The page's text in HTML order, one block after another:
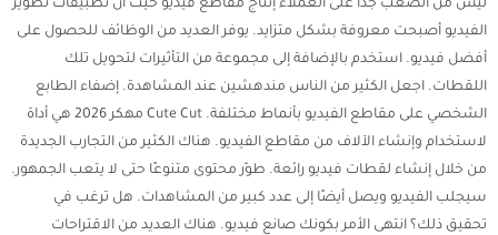
ليس من الصعب جدًا على العملاء إنتاج مقاطع فيديو حيث أن تطبيقات تطوير
الفيديو أصبحت معروفة بشكل متزايد. يوفر العديد من الوظائف للحصول على
أفضل فيديو. استخدم بالإضافة إلى مجموعة من التأثيرات لتحويل تلك
اللقطات. اجعل الكثير من الناس مندهشين عند المشاهدة. إضفاء الطابع
الشخصي على مقاطع الفيديو بأنماط مختلفة. Cute Cut مهكر 2026 هي أداة
لاستخدام وإنشاء الآلاف من مقاطع الفيديو. هناك الكثير من التجارب الجديدة
من خلال إنشاء لقطات فيديو رائعة. طوّر محتوى متنوعًا حتى لا يتعب الجمهور.
سيجلب الفيديو ويصل أيضًا إلى عدد كبير من المشاهدات. هل ترغب في
تحقيق ذلك؟ انتهى الأمر بكونك صانع فيديو. هناك العديد من الاقتراحات